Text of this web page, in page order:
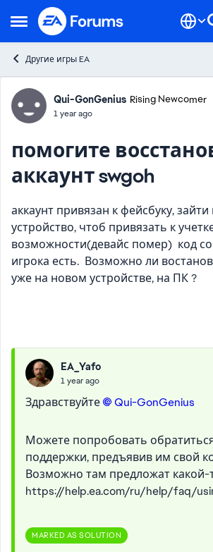
Open Side Menu
Skip to content
Другие игры EA
Forum Discussion
Qui-GonGenius Rising Newcomer
1 year ago
помогите
аккаунт swgoh
аккаунт привязан к фейсбуку, зайти
устройство, чтоб привязать к
возможности(девайс помер) код
игрока есть. Возможно ли
уже на новом устройстве, на ПК ?
EA_Yafo
1 year ago
Здравствуйте Qui-GonGenius​
Можете попробовать
поддержки, предъявив им свой
Возможно там предложат какой-
https://help.ea.com/ru/help/faq/
MARKED AS SOLUTION